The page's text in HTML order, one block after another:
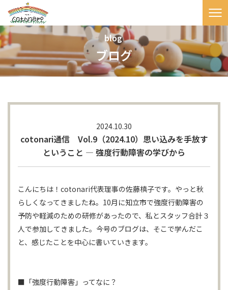
blog
ブログ
2024.10.30
cotonari通信 Vol.9（2024.10）思い込みを手放す
ということ ― 強度行動障害の学びから
こんにちは！cotonari代表理事の佐藤槙子です。やっと秋
らしくなってきましたね。10月に知立市で強度行動障害の
予防や軽減のための研修があったので、私とスタッフ合計３
人で参加してきました。今号のブログは、そこで学んだこ
と、感じたことを中心に書いていきます。
■「強度行動障害」ってなに？